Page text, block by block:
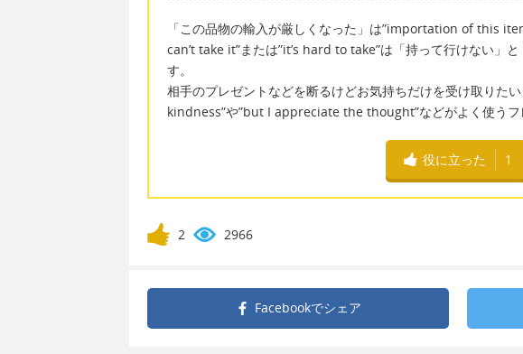
「この品物の輸入が厳しくなった」は”importation of this
can’t take it”または”it’s hard to take”は「持って行けない」
す。
相手のプレゼントなどを断るけどお気持ちだけを受け取りた
kindness”や”but I appreciate the thought”などがよく使うフ
役に立った 1
2 2966
Facebookでシェア